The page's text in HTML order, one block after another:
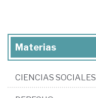
Materias
CIENCIAS SOCIALES